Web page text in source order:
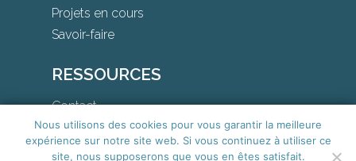
Projets en cours
Savoir-faire
RESSOURCES
Contact
Téléchargements
Nous utilisons des cookies pour vous garantir la meilleure
expérience sur notre site web. Si vous continuez à utiliser ce
site, nous supposerons que vous en êtes satisfait.